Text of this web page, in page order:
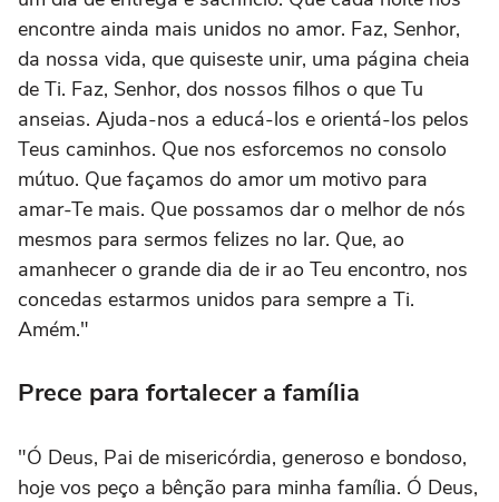
encontre ainda mais unidos no amor. Faz, Senhor,
da nossa vida, que quiseste unir, uma página cheia
de Ti. Faz, Senhor, dos nossos filhos o que Tu
anseias. Ajuda-nos a educá-los e orientá-los pelos
Teus caminhos. Que nos esforcemos no consolo
mútuo. Que façamos do amor um motivo para
amar-Te mais. Que possamos dar o melhor de nós
mesmos para sermos felizes no lar. Que, ao
amanhecer o grande dia de ir ao Teu encontro, nos
concedas estarmos unidos para sempre a Ti.
Amém."
Prece para fortalecer a família
"Ó Deus, Pai de misericórdia, generoso e bondoso,
hoje vos peço a bênção para minha família. Ó Deus,